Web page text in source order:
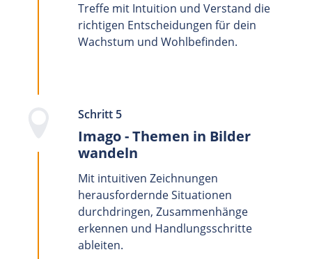
Treffe mit Intuition und Verstand die
richtigen Entscheidungen für dein
Wachstum und Wohlbefinden.
Schritt 5
Imago - Themen in Bilder
wandeln
Mit intuitiven Zeichnungen
herausfordernde Situationen
durchdringen, Zusammenhänge
erkennen und Handlungsschritte
ableiten.